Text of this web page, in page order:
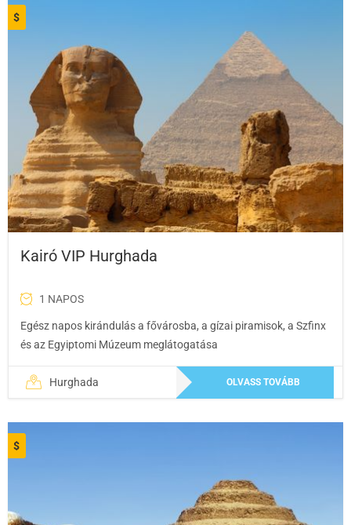
$
Kairó VIP Hurghada
1 NAPOS
Egész napos kirándulás a fővárosba, a gízai piramisok, a Szfinx
és az Egyiptomi Múzeum meglátogatása
Hurghada OLVASS TOVÁBB
$